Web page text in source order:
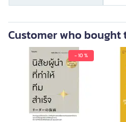
Customer who
- 10 %